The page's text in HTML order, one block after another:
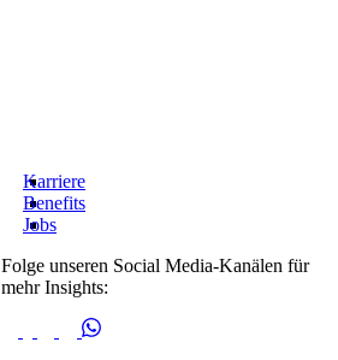
Karriere
Benefits
Jobs
Folge unseren Social Media-Kanälen für
mehr Insights: